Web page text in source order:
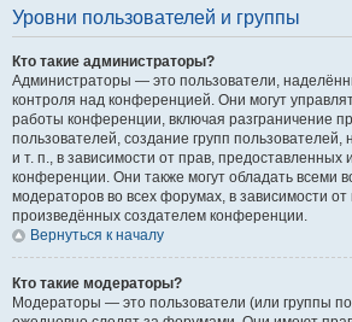
Уровни пользователей и группы
Кто такие администраторы?
Администраторы — это пользователи,
контроля над конференцией. Они могут
работы конференции, включая разграничение
пользователей, создание групп
и т. п., в зависимости от прав, предоставленных
конференции. Они также могут обладать всеми
модераторов во всех форумах, в зависимости от
произведённых создателем конференции.
Вернуться к началу
Кто такие модераторы?
Модераторы — это пользователи (или группы